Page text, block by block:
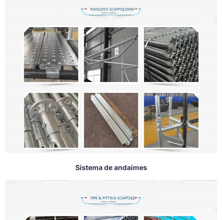
Sistema de andaimes